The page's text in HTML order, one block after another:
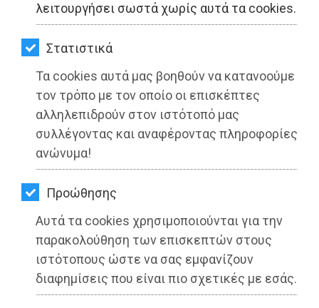
λειτουργήσει σωστά χωρίς αυτά τα cookies.
Στατιστικά
Τα cookies αυτά μας βοηθούν να κατανοούμε
τον τρόπο με τον οποίο οι επισκέπτες
αλληλεπιδρούν στον ιστότοπό μας
συλλέγοντας και αναφέροντας πληροφορίες
ανώνυμα!
Προώθησης
Αυτά τα cookies χρησιμοποιούνται για την
παρακολούθηση των επισκεπτών στους
ιστότοπους ώστε να σας εμφανίζουν
διαφημίσεις που είναι πιο σχετικές με εσάς.
ΥΓΕΙΑ
LIFESTYLE
ΤΑΞΙΔΙΑ
ΕΞΟΔΟΣ
ΠΕΡΙΒΑΛΛΟΝ
ΚΑΤΟΙΚΙΔΙΟ
ΑΓΓΕΛΙΕΣ
ΕΦΗΜΕΡΙΔΕΣ
OΔΗΓΟΣ
ΑΓΟΡΑΣ
Πώς έχει επηρεαστεί η
καθημερινότητα μας; Η Ψυχίατρος
Παιδιών & Εφήβων, Νίκη Βουδούρη,
απαντάει στο ερώτημα μας...